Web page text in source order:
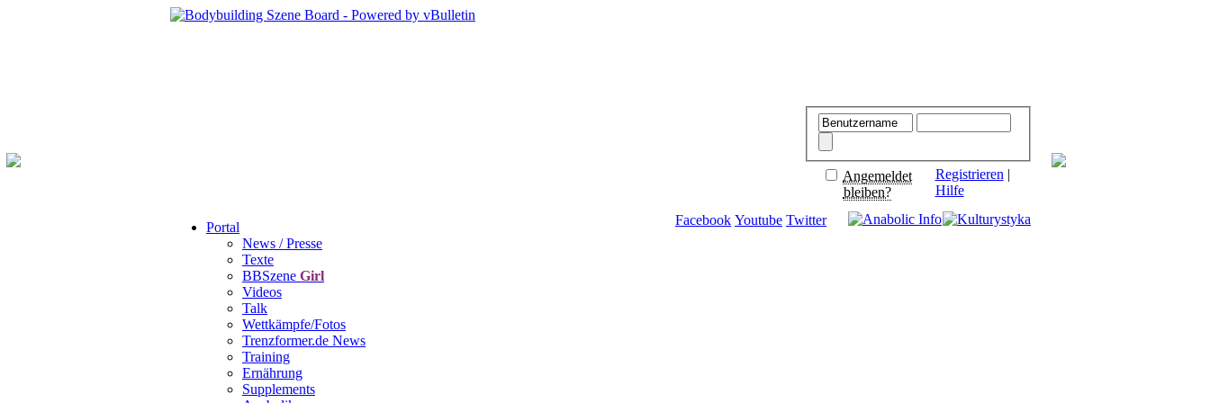
Angemeldet
bleiben?
Registrieren |
Hilfe
Portal
News / Presse
Texte
BBSzene Girl
Videos
Talk
Wettkämpfe/Fotos
Trenzformer.de News
Training
Ernährung
Supplements
Facebook Youtube Twitter